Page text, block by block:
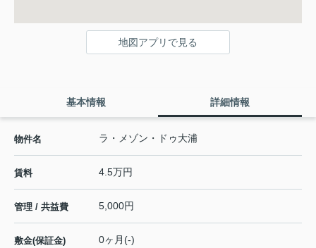
地図アプリで見る
基本情報 詳細情報
物件名 ラ・メゾン・ドゥ大浦
賃料 4.5万円
管理 / 共益費 5,000円
敷金(保証金) 0ヶ月(-)